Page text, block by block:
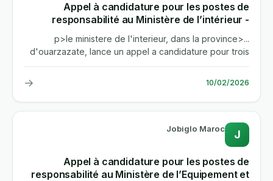
Appel à candidature pour les postes de
responsabilité au Ministère de l’intérieur -
Province Ouarzazate-
...<p>le ministere de l'interieur, dans la province
d'ouarzazate, lance un appel a candidature pour trois
postes de chef...
10/02/2026
Jobiglo Maroc
Appel à candidature pour les postes de
responsabilité au Ministère de l’Equipement et